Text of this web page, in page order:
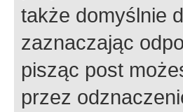
także domyślnie
zaznaczając
pisząc post
przez